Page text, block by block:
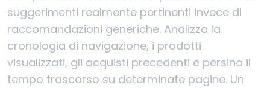
suggerimenti realmente pertinenti invece di
raccomandazioni generiche. Analizza la
cronologia di navigazione, i prodotti
visualizzati, gli acquisti precedenti e persino il
tempo trascorso su determinate pagine. Un